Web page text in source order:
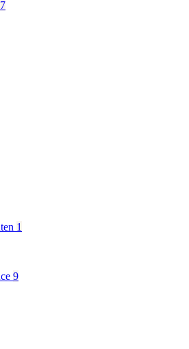
1
9